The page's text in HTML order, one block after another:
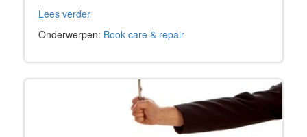
Lees verder
Onderwerpen: Book care & repair